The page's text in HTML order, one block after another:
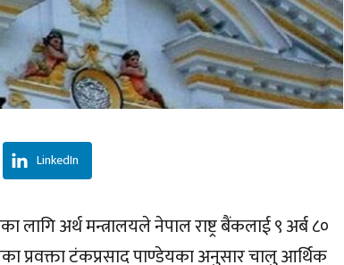
LinkedIn
अर्थ मन्त्रालयले नेपाल राष्ट्र बैंकलाई ९ अर्ब ८०
प्रवक्ता टंकप्रसाद पाण्डेयका अनुसार चालु आर्थिक